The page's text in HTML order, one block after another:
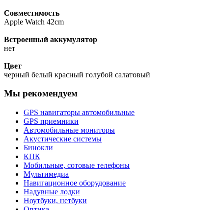
Совместимость
Apple Watch 42cm
Встроенный аккумулятор
нет
Цвет
черный белый красный голубой салатовый
Мы рекомендуем
GPS навигаторы автомобильные
GPS приемники
Автомобильные мониторы
Акустические системы
Бинокли
КПК
Мобильные, сотовые телефоны
Мультимедиа
Навигационное оборудование
Надувные лодки
Ноутбуки, нетбуки